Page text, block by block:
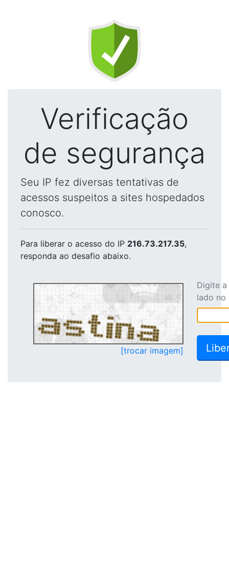
Verificação
de segurança
Seu IP fez diversas tentativas de
acessos suspeitos a sites hospedados
conosco.
Para liberar o acesso do IP 216.73.217.35,
responda ao desafio abaixo.
[trocar imagem]
Digite
lado no